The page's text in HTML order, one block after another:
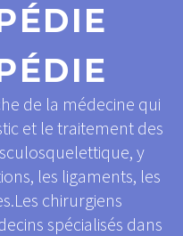
de la médecine qui
et le traitement des
y
les ligaments, les
chirurgiens
spécialisés dans